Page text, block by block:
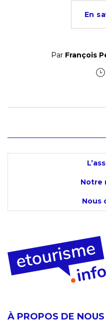
En
Par François
Notre
Nous
À PROPOS DE NOUS